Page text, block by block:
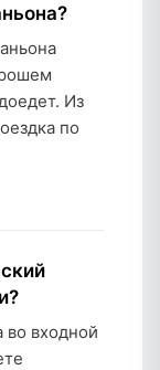
Из
по
входной